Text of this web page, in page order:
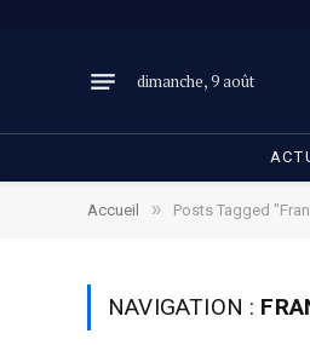
dimanche, 9 août
Accueil » Posts Tagged
NAVIGATION :